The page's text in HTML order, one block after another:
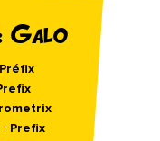
Galo
Préfix
: Prefix